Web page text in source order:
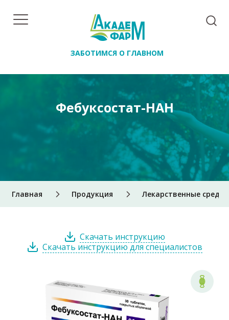
ЗАБОТИМСЯ О ГЛАВНОМ
Главная Продукция Лекарственные
Фебуксостат-НАН
Скачать инструкцию
Скачать инструкцию для специалистов